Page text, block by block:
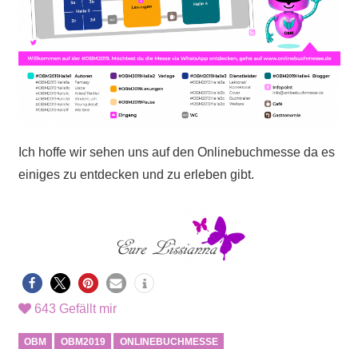
Ich hoffe wir sehen uns auf den Onlinebuchmesse da es
einiges zu entdecken und zu erleben gibt.
643 Gefällt mir
OBM OBM2019 ONLINEBUCHMESSE